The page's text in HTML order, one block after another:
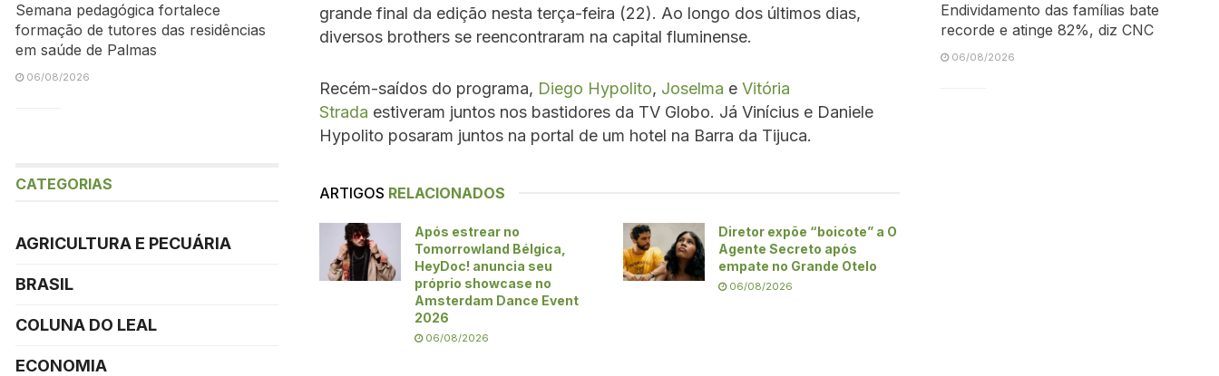
grande final da edição nesta terça-feira (22). Ao longo dos últimos dias,
diversos brothers se reencontraram na capital fluminense.
Recém-saídos do programa, Diego Hypolito, Joselma e Vitória
Strada estiveram juntos nos bastidores da TV Globo. Já Vinícius e Daniele
Hypolito posaram juntos na portal de um hotel na Barra da Tijuca.
ARTIGOS RELACIONADOS
Após estrear no
Tomorrowland Bélgica,
HeyDoc! anuncia seu
próprio showcase no
Amsterdam Dance Event
2026
06/08/2026
Diretor expõe “boicote” a O
Agente Secreto após
empate no Grande Otelo
06/08/2026
Semana pedagógica fortalece
formação de tutores das residências
em saúde de Palmas
06/08/2026
CATEGORIAS
AGRICULTURA E PECUÁRIA
BRASIL
COLUNA DO LEAL
ECONOMIA
Endividamento das famílias bate
recorde e atinge 82%, diz CNC
06/08/2026